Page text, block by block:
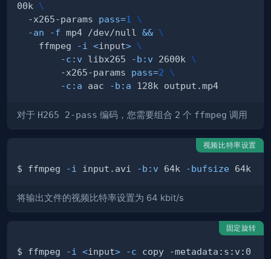
00k \
  -x265-params
pass=1
\
-an
-f mp4 /dev/null && \
    ffmpeg
-i <input> \
-c:v libx265 -b:v 2600k \
        -x265-params
pass=2
\
-c:a aac -b:a
对于 H265 2-pass 编码，您需要组合 2 个 ffmpeg 调用
视频比特率设置
$ ffmpeg -i input.avi -b:v 64k -bufsize
将输出文件的视频比特率设置为 64 kbit/s
固定旋转
$ ffmpeg -i <input> -c